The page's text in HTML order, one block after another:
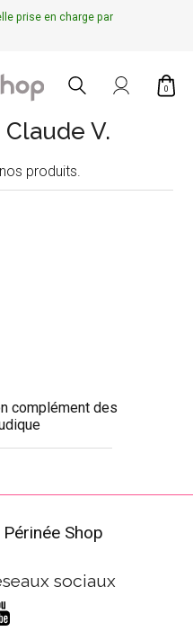
prise en charge par
0
V.
produits.
complément des
Shop
sociaux